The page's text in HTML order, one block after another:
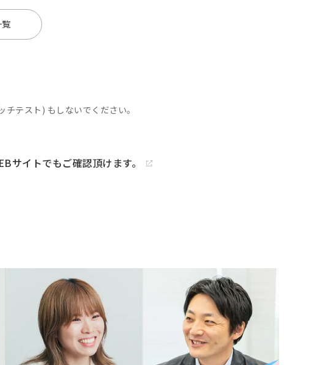
テスト) もしないでください。
サイトでもご確認頂けます。